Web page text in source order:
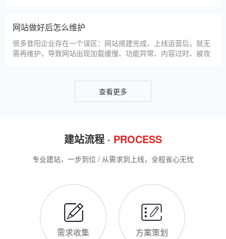
合理的优化，让网站获得更多本地精准流量，实现被动获客，提
升线上竞争力。首先，S
网站做好后怎么维护
很多昔阳企业存在一个误区：网站搭建完成、上线运营后，就无
需再维护，导致网站出现加载缓慢、功能异常、内容过时、被攻
是契合百度优化算法的关键，结合我们的建站套餐（所有套餐均
查看更多
建站流程 · PROCESS
专业建站，一步到位 / 从需求到上线，全程省心无忧
需求收集 方案策划